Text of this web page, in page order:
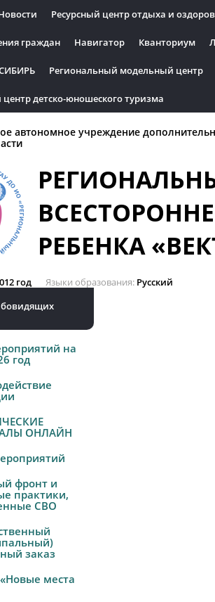
Ресурсный центр отдыха и
граждан Навигатор Кванториум
Региональный модельный центр
детско-юношеского туризма
автономное учреждение
РЕБЕНКА
год Языки образования Русский
на
год
ОНЛАЙН
фронт и
практики,
СВО
заказ
места